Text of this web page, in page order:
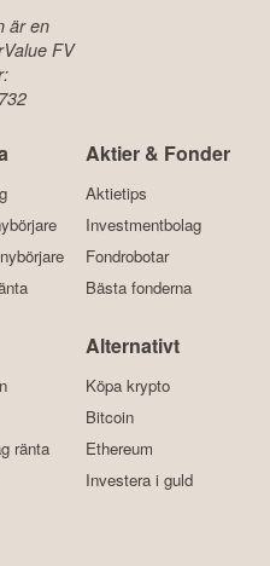
är en
FV
Aktier & Fonder
Aktietips
Investmentbolag
Fondrobotar
Bästa fonderna
ränta
Alternativt
Köpa krypto
Bitcoin
Ethereum
Investera i guld